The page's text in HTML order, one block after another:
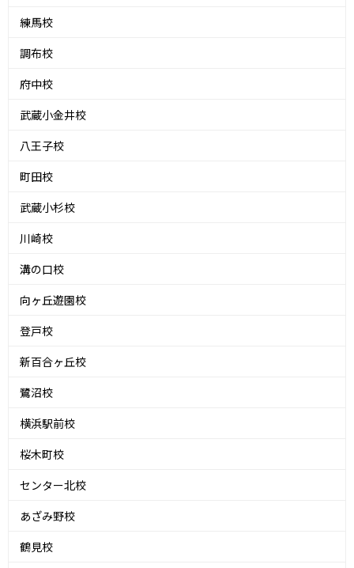
練馬校
調布校
府中校
武蔵小金井校
八王子校
町田校
武蔵小杉校
川崎校
溝の口校
向ヶ丘遊園校
登戸校
新百合ヶ丘校
鷺沼校
横浜駅前校
桜木町校
センター北校
あざみ野校
鶴見校